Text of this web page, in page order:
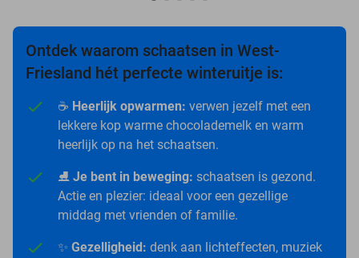
Ontdek waarom schaatsen in West-
Friesland hét perfecte winteruitje is:
☕ Heerlijk opwarmen: verwen jezelf met een
lekkere kop warme chocolademelk en warm
heerlijk op na het schaatsen.
⛸️ Je bent in beweging: schaatsen is gezond.
Actie en plezier: ideaal voor een gezellige
middag met vrienden of familie.
✨ Gezelligheid: denk aan lichteffecten, muziek